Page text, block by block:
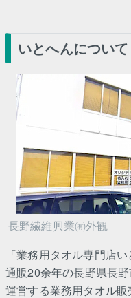
いとへんについて
長野繊維興業㈲外観
「業務用タオル専門店
通販20余年の長野県長
運営する業務用タオル販